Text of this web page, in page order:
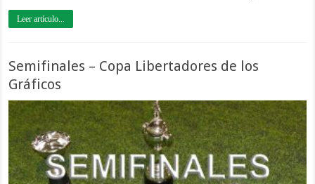
Leer artículo...
Semifinales – Copa Libertadores de los
Gráficos